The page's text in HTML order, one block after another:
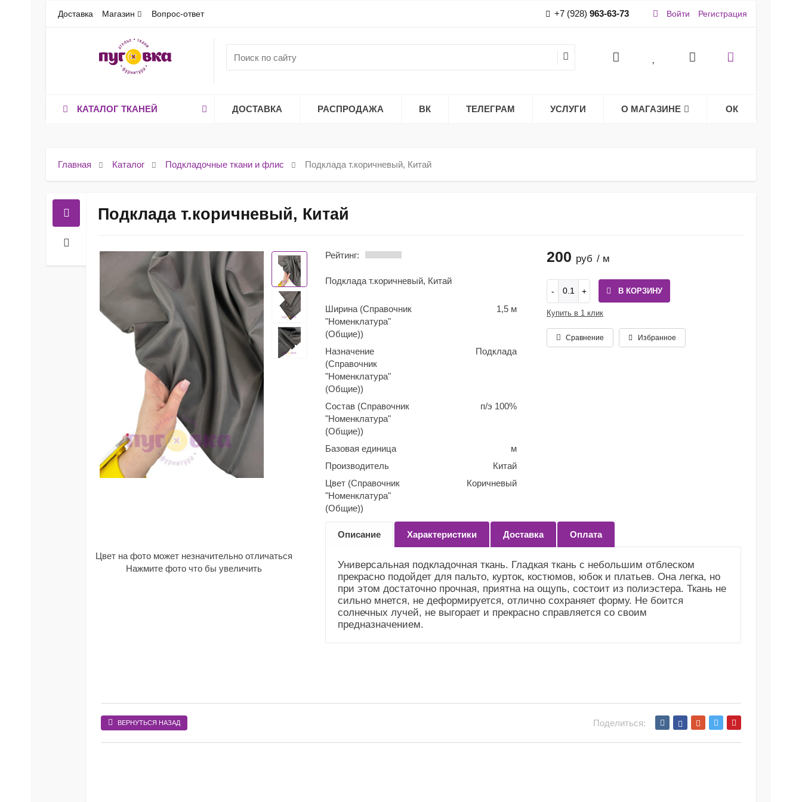
Доставка Магазин Вопрос-ответ +7 (928) 963-63-73 Войти Регистрация
КАТАЛОГ ТКАНЕЙ ДОСТАВКА РАСПРОДАЖА ВК ТЕЛЕГРАМ УСЛУГИ О МАГАЗИНЕ ОК
Главная Каталог Подкладочные ткани и флис Подклада т.коричневый, Китай
Подклада т.коричневый, Китай
Цвет на фото может незначительно отличаться
Нажмите фото что бы увеличить
Рейтинг:
Подклада т.коричневый, Китай
Ширина (Справочник
"Номенклатура"
(Общие))
1,5 м
Назначение
(Справочник
"Номенклатура"
(Общие))
Подклада
Состав (Справочник
"Номенклатура"
(Общие))
п/э 100%
Базовая единица
м
Производитель
Китай
Цвет (Справочник
"Номенклатура"
(Общие))
Коричневый
(Справочник
(Общие))
Усадка и уход
(Справочник
"Номенклатура"
(Общие))
Не садится.Стирка до
40"
200 руб / м
В КОРЗИНУ
Купить в 1 клик
Сравнение Избранное
Описание Характеристики Доставка Оплата
Универсальная подкладочная ткань. Гладкая ткань с небольшим отблеском
прекрасно подойдет для пальто, курток, костюмов, юбок и платьев. Она легка, но
при этом достаточно прочная, приятна на ощупь, состоит из полиэстера. Ткань не
сильно мнется, не деформируется, отлично сохраняет форму. Не боится
солнечных лучей, не выгорает и прекрасно справляется со своим
предназначением.
ВЕРНУТЬСЯ НАЗАД Поделиться: